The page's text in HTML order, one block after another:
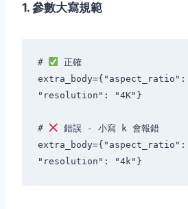
1. 參數大寫規範
#
正確
"resolution": "4K"}
#
錯誤 - 小寫 k 會報錯